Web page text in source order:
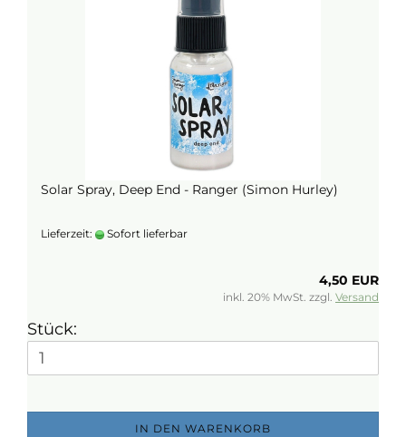
Solar Spray, Deep End - Ranger (Simon Hurley)
Lieferzeit: Sofort lieferbar
4,50 EUR
inkl. 20% MwSt. zzgl. Versand
Stück:
IN DEN WARENKORB